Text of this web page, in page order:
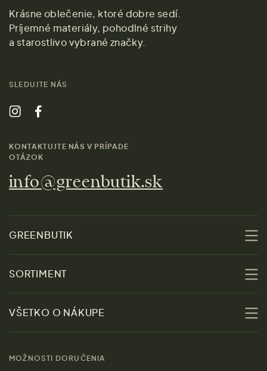
Krásne oblečenie, ktoré dobre sedí.
Príjemné materiály, pohodlné strihy
a starostlivo vybrané značky.
SLEDUJTE NÁS
KONTAKTUJTE NÁS V PRÍPADE
OTÁZOK
info@greenbutik.sk
GREENBUTIK
Udržateľnosť
Kontakt
SORTIMENT
Zľavy
Ženy
Muži
VŠETKO O NÁKUPE
MOŽNOSTI DORUČENIA